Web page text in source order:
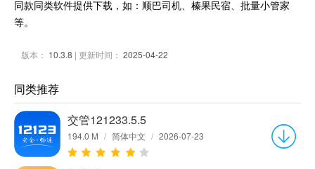
同款同类软件提供下载，如：顺巴司机、榛果民宿、批量小管家
等。
版本： 10.3.8 | 更新时间： 2025-04-22
同类推荐
交管121233.5.5
194.0 M / 简体中文 / 2026-07-23